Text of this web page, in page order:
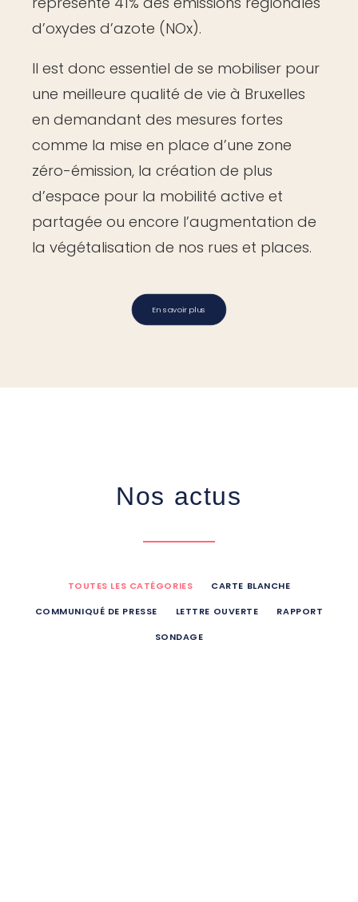
d’oxydes d’azote (NOx).
Il est donc essentiel de se mobiliser pour
une meilleure qualité de vie à Bruxelles
en demandant des mesures fortes
comme la mise en place d’une zone
zéro-émission, la création de plus
d’espace pour la mobilité active et
partagée ou encore l’augmentation de
la végétalisation de nos rues et places.
En savoir plus
Nos actus
TOUTES LES CATÉGORIES
CARTE BLANCHE
COMMUNIQUÉ DE PRESSE
LETTRE OUVERTE
RAPPORT
SONDAGE